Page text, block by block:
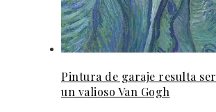
Pintura de garaje resulta ser
un valioso Van Gogh